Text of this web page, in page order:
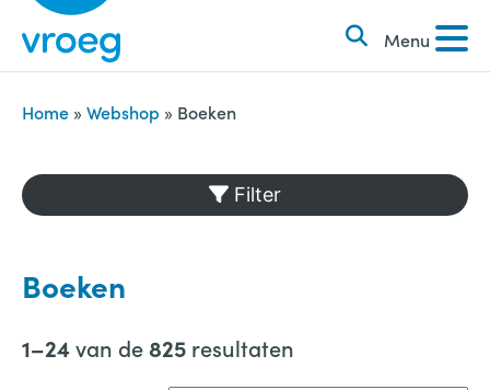
i
Menu
k
e
n
n
a
Home » Webshop » Boeken
Filter
Boeken
1–24van de 825 resultaten